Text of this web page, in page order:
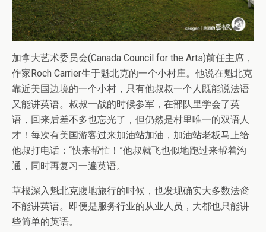
加拿大艺术委员会(Canada Council for the Arts)前任主席，
作家Roch Carrier生于魁北克的一个小村庄。他说在魁北克
靠近美国边境的一个小村，只有他叔叔一个人既能说法语
又能讲英语。叔叔一战的时候参军，在部队里学会了英
语，回来后差不多也忘光了，但仍然是村里唯一的双语人
才！每次有美国游客过来加油站加油，加油站老板马上给
他叔打电话：“快来帮忙！”他叔就飞也似地跑过来帮着沟
通，同时再复习一遍英语。
草根深入魁北克腹地旅行的时候，也发现确实大多数法裔
不能讲英语。即便是服务行业的从业人员，大都也只能讲
些简单的英语。